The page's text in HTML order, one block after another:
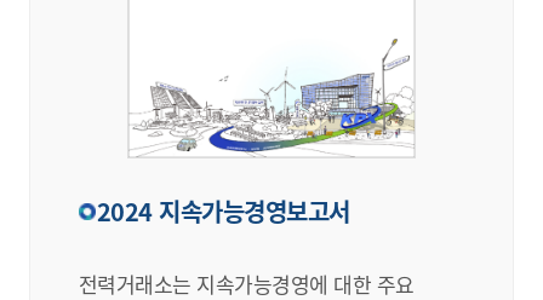
2024 지속가능경영보고서
전력거래소는 지속가능경영에 대한 주요